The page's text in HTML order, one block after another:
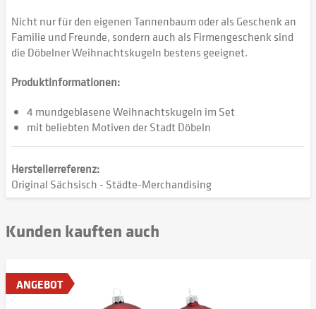
Nicht nur für den eigenen Tannenbaum oder als Geschenk an
Familie und Freunde, sondern auch als Firmengeschenk sind
die Döbelner Weihnachtskugeln bestens geeignet.
Produktinformationen:
4 mundgeblasene Weihnachtskugeln im Set
mit beliebten Motiven der Stadt Döbeln
Herstellerreferenz:
Original Sächsisch - Städte-Merchandising
Kunden kauften auch
ANGEBOT